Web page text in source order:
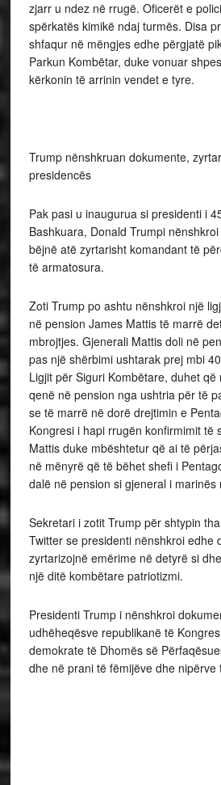
zjarr u ndez në rrugë. Oficerët e
spërkatës kimikë ndaj turmës. Disa
shfaqur në mëngjes edhe përgjatë
Parkun Kombëtar, duke vonuar
kërkonin të arrinin vendet e tyre.
Trump nënshkruan dokumente,
presidencës
Pak pasi u inaugurua si presidenti i
Bashkuara, Donald Trumpi
bëjnë atë zyrtarisht komandant të
të armatosura.
Zoti Trump po ashtu nënshkroi një
në pension James Mattis të marrë
mbrojtjes. Gjenerali Mattis doli në
pas një shërbimi ushtarak prej mbi
Ligjit për Siguri Kombëtare, duhet
qenë në pension nga ushtria për të
se të marrë në dorë drejtimin e
Kongresi i hapi rrugën konfirmimit të
Mattis duke mbështetur që ai të
në mënyrë që të bëhet shefi i
dalë në pension si gjeneral i marinës
Sekretari i zotit Trump për shtypin
Twitter se presidenti nënshkroi edhe
zyrtarizojnë emërime në detyrë si
një ditë kombëtare patriotizmi.
Presidenti Trump i nënshkroi
udhëheqësve republikanë të
demokrate të Dhomës së
dhe në prani të fëmijëve dhe nipërve